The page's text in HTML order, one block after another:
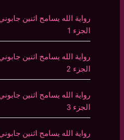
رواية الله يسامح اثنين
الجزء 1
رواية الله يسامح اثنين
الجزء 2
رواية الله يسامح اثنين
الجزء 3
رواية الله يسامح اثنين